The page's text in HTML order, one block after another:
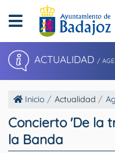
ACTUALIDAD /
Inicio Actualidad
Concierto 'De la
la Banda